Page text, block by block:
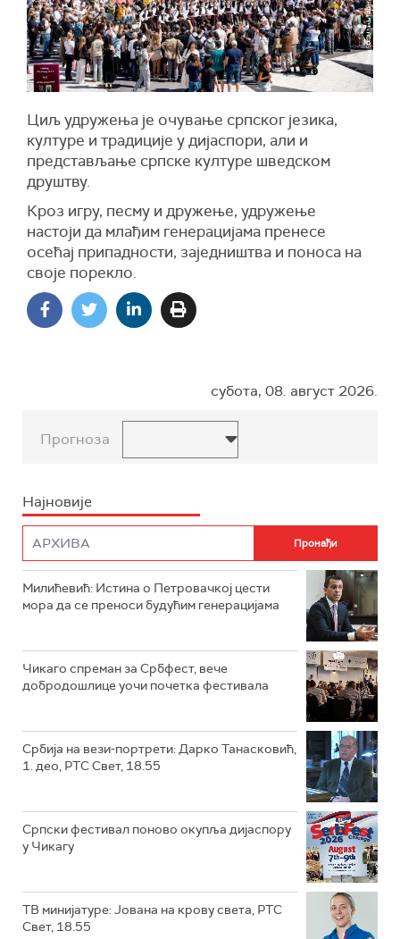
Циљ удружења је очување српског језика,
културе и традиције у дијаспори, али и
представљање српске културе шведском
друштву.
Кроз игру, песму и дружење, удружење
настоји да млађим генерацијама пренесе
осећај припадности, заједништва и поноса на
своје порекло.
субота, 08. август 2026.
Прогноза
Најновије
Милићевић: Истина о Петровачкој цести
мора да се преноси будућим генерацијама
Чикаго спреман за Србфест, вече
добродошлице уочи почетка фестивала
Србија на вези-портрети: Дарко Танасковић,
1. део, РТС Свет, 18.55
Српски фестивал поново окупља дијаспору
у Чикагу
ТВ минијатуре: Јована на крову света, РТС
Свет, 18.55